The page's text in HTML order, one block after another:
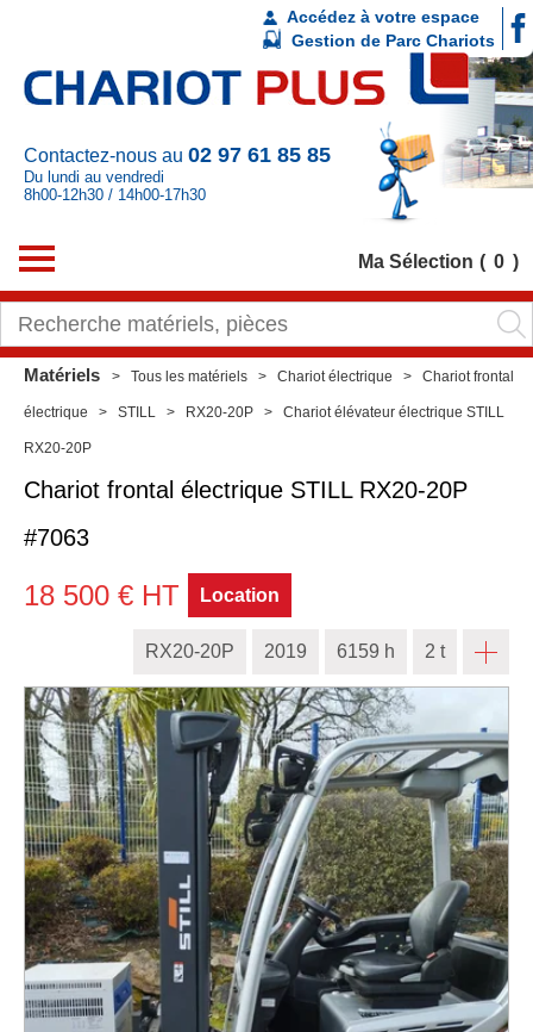
Contactez-nous au 02 97 61 85 85
Du lundi au vendredi
8h00-12h30 / 14h00-17h30
Accédez à votre espace
Gestion de Parc Chariots
Ma Sélection 0
Matériels Tous les matériels Chariot électrique Chariot frontal
électrique STILL RX20-20P Chariot élévateur électrique STILL
RX20-20P
Chariot frontal électrique STILL RX20-20P
#7063
18 500 € HT Location
RX20-20P 2019 6159 h 2 t